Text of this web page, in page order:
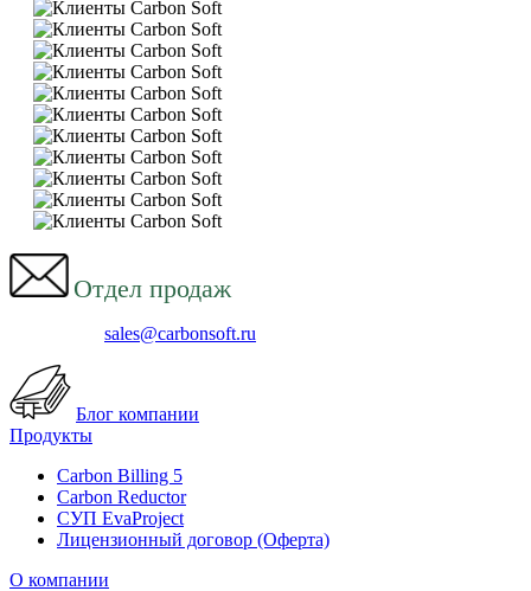
Отдел продаж
sales@carbonsoft.ru
Блог компании
Продукты
Carbon Billing 5
Carbon Reductor
СУП EvaProject
Лицензионный договор (Оферта)
О компании